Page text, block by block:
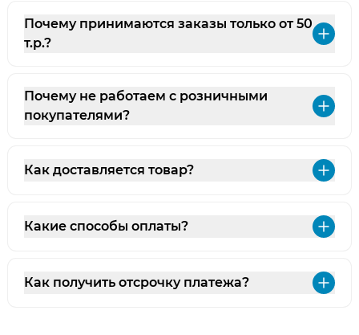
Почему принимаются заказы только от 50
т.р.?
Почему не работаем с розничными
покупателями?
Как доставляется товар?
Какие способы оплаты?
Как получить отсрочку платежа?